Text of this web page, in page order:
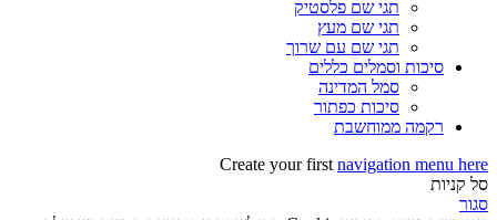
תגי שם פלסטיק
תגי שם מעץ
תגי שם עם שרוך
סיכות וסמלים כללים
סמל המדינה
סיכות כפתור
רקמה ממוחשבת
Create your first navigation menu here
סל קניות
סגור